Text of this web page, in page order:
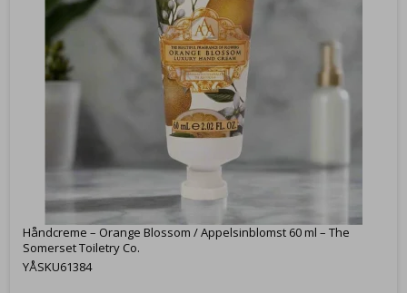
Håndcreme – Orange Blossom / Appelsinblomst 60 ml – The
Somerset Toiletry Co.
YÅSKU61384